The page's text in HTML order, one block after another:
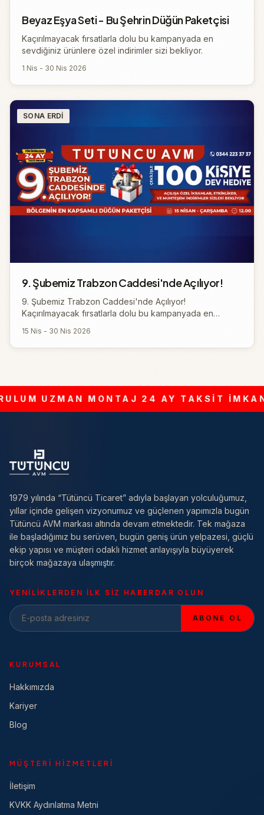
Beyaz Eşya Seti - Bu Şehrin Düğün Paketçisi
Kaçırılmayacak fırsatlarla dolu bu kampanyada en
sevdiğiniz ürünlere özel indirimler sizi bekliyor.
1 Nis - 30 Nis 2026
SONA ERDI
9. Şubemiz Trabzon Caddesi'nde Açılıyor!
9. Şubemiz Trabzon Caddesi'nde Açılıyor!
Kaçırılmayacak fırsatlarla dolu bu kampanyada en
15 Nis - 30 Nis 2026
UZMAN MONTAJ 24 AY TAKSİT İMKANI
1979 yılında “Tütüncü Ticaret” adıyla başlayan yolculuğumuz,
yıllar içinde gelişen vizyonumuz ve güçlenen yapımızla bugün
Tütüncü AVM markası altında devam etmektedir. Tek mağaza
ile başladığımız bu serüven, bugün geniş ürün yelpazesi, güçlü
ekip yapısı ve müşteri odaklı hizmet anlayışıyla büyüyerek
birçok mağazaya ulaşmıştır.
YENILIKLERDEN ILK SIZ HABERDAR OLUN
ABONE OL
KURUMSAL
Hakkımızda
Kariyer
Blog
MÜŞTERI HIZMETLERI
İletişim
KVKK Aydınlatma Metni